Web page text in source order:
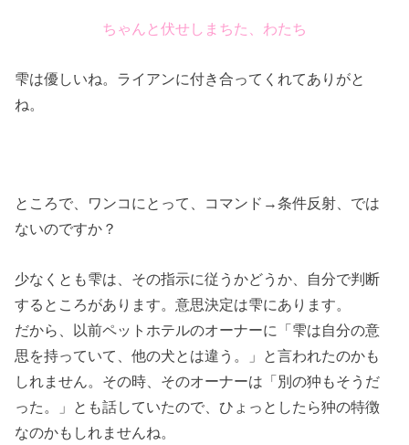
ちゃんと伏せしまちた、わたち
雫は優しいね。ライアンに付き合ってくれてありがと
ね。
ところで、ワンコにとって、コマンド→条件反射、では
ないのですか？
少なくとも雫は、その指示に従うかどうか、自分で判断
するところがあります。意思決定は雫にあります。
だから、以前ペットホテルのオーナーに「雫は自分の意
思を持っていて、他の犬とは違う。」と言われたのかも
しれません。その時、そのオーナーは「別の狆もそうだ
った。」とも話していたので、ひょっとしたら狆の特徴
なのかもしれませんね。